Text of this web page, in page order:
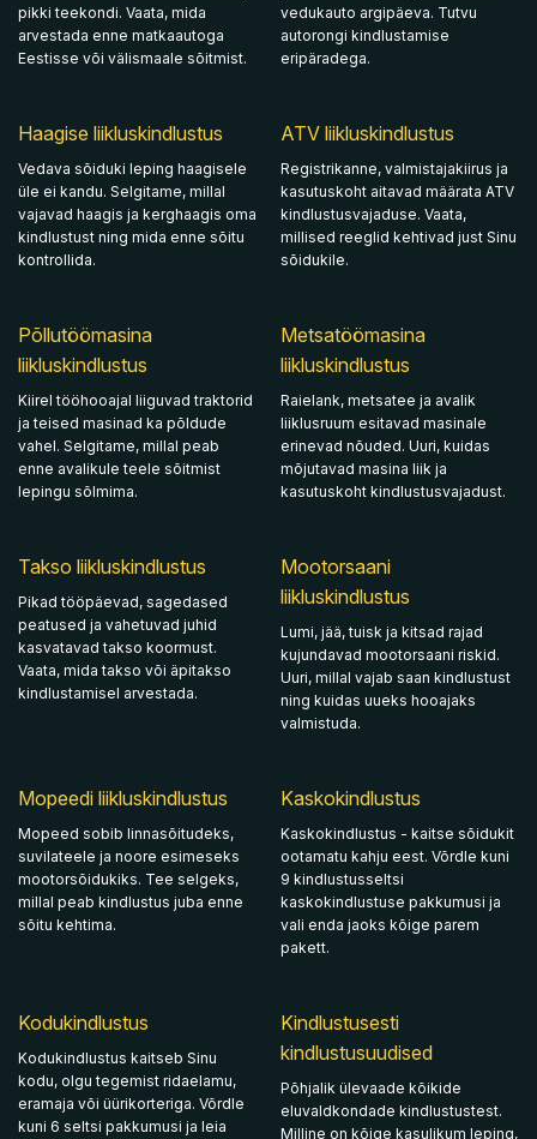
pikki teekondi. Vaata, mida
arvestada enne matkaautoga
Eestisse või välismaale sõitmist.
vedukauto argipäeva. Tutvu
autorongi kindlustamise
eripäradega.
Haagise liikluskindlustus
Vedava sõiduki leping haagisele
üle ei kandu. Selgitame, millal
vajavad haagis ja kerghaagis oma
kindlustust ning mida enne sõitu
kontrollida.
ATV liikluskindlustus
Registrikanne, valmistajakiirus ja
kasutuskoht aitavad määrata ATV
kindlustusvajaduse. Vaata,
millised reeglid kehtivad just Sinu
sõidukile.
Põllutöömasina
liikluskindlustus
Kiirel tööhooajal liiguvad traktorid
ja teised masinad ka põldude
vahel. Selgitame, millal peab
enne avalikule teele sõitmist
lepingu sõlmima.
Metsatöömasina
liikluskindlustus
Raielank, metsatee ja avalik
liiklusruum esitavad masinale
erinevad nõuded. Uuri, kuidas
mõjutavad masina liik ja
kasutuskoht kindlustusvajadust.
Takso liikluskindlustus
Pikad tööpäevad, sagedased
peatused ja vahetuvad juhid
kasvatavad takso koormust.
Vaata, mida takso või äpitakso
kindlustamisel arvestada.
Mootorsaani
liikluskindlustus
Lumi, jää, tuisk ja kitsad rajad
kujundavad mootorsaani riskid.
Uuri, millal vajab saan kindlustust
ning kuidas uueks hooajaks
valmistuda.
Mopeedi liikluskindlustus
Mopeed sobib linnasõitudeks,
suvilateele ja noore esimeseks
mootorsõidukiks. Tee selgeks,
millal peab kindlustus juba enne
sõitu kehtima.
Kaskokindlustus
Kaskokindlustus - kaitse sõidukit
ootamatu kahju eest. Võrdle kuni
9 kindlustusseltsi
kaskokindlustuse pakkumusi ja
vali enda jaoks kõige parem
pakett.
Kodukindlustus
Kodukindlustus kaitseb Sinu
kodu, olgu tegemist ridaelamu,
eramaja või üürikorteriga. Võrdle
kuni 6 seltsi pakkumusi ja leia
Kindlustusesti
kindlustusuudised
Põhjalik ülevaade kõikide
eluvaldkondade kindlustustest.
Milline on kõige kasulikum leping,